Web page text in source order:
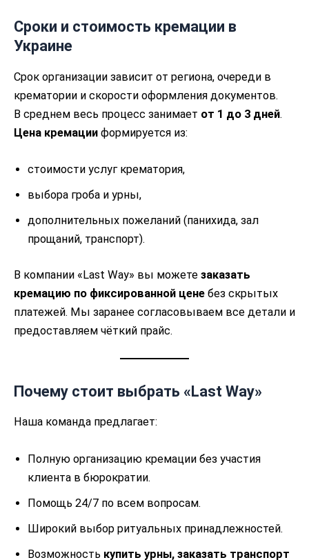
Сроки и стоимость кремации в
Украине
Срок организации зависит от региона, очереди в
крематории и скорости оформления документов.
В среднем весь процесс занимает от 1 до 3 дней.
Цена кремации формируется из:
стоимости услуг крематория,
выбора гроба и урны,
дополнительных пожеланий (панихида, зал
прощаний, транспорт).
В компании «Last Way» вы можете заказать
кремацию по фиксированной цене без скрытых
платежей. Мы заранее согласовываем все детали и
предоставляем чёткий прайс.
Почему стоит выбрать «Last Way»
Наша команда предлагает:
Полную организацию кремации без участия
клиента в бюрократии.
Помощь 24/7 по всем вопросам.
Широкий выбор ритуальных принадлежностей.
Возможность купить урны, заказать транспорт